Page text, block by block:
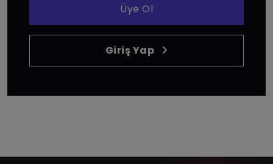
Üye Ol
Giriş Yap